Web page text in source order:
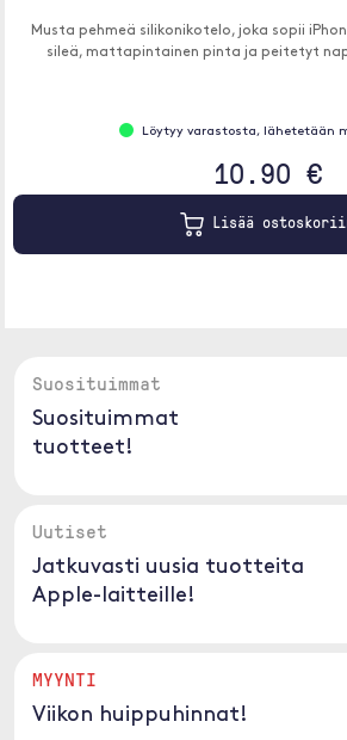
Musta pehmeä silikonikotelo, joka sopii
sileä, mattapintainen pinta ja peitetyt
Löytyy varastosta, lähetetään
10.90 €
Lisää
Suosituimmat
Suosituimmat
tuotteet!
Uutiset
Jatkuvasti uusia tuotteita
Apple-laitteille!
MYYNTI
Viikon huippuhinnat!